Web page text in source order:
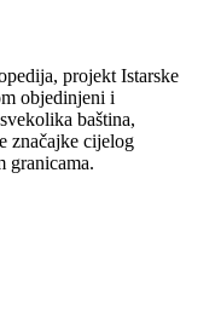
projekt Istarske
objedinjeni i
baština,
značajke cijelog
granicama.